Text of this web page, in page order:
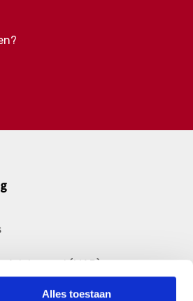
Alles toestaan
Adviesraad (MAR)